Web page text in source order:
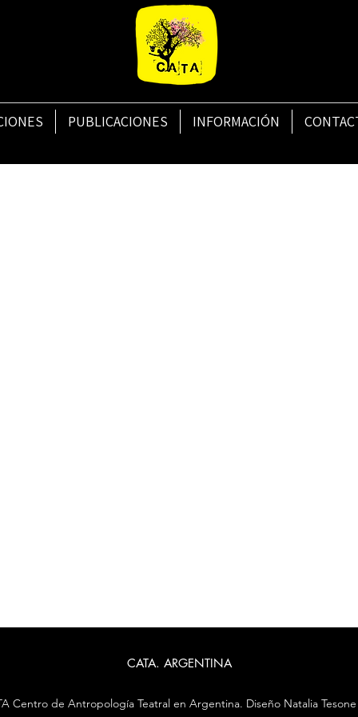
PUBLICACIONES INFORMACIÓN
CATA. ARGENTINA
Centro de Antropología Teatral en Argentina. Diseño Natalia Tesone